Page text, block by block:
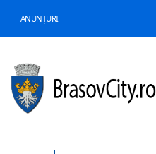
ANUNȚURI